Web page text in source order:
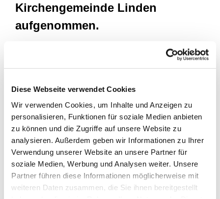
Diese Webseite verwendet Cookies
Wir verwenden Cookies, um Inhalte und Anzeigen zu
personalisieren, Funktionen für soziale Medien anbieten
zu können und die Zugriffe auf unsere Website zu
analysieren. Außerdem geben wir Informationen zu Ihrer
Verwendung unserer Website an unsere Partner für
soziale Medien, Werbung und Analysen weiter. Unsere
Partner führen diese Informationen möglicherweise mit
weiteren Daten zusammen, die Sie ihnen bereitgestellt
Kirchengemeinde Linden
aufgenommen.
Das Presbyterium der Gemeinde hatte ihn im
September einstimmig auf die Pfarrstelle gewählt, die
Schuld vakant gewesen war.
Lukas Horst ist in der Gemeinde kein Unbekannter:
Seit 2021 absolvierte er dort bereits seinen
Probedienst und wurde im vergangenen August auch
in der Christuskirche in Linden durch Superintendent
Gerald Hagmann ordiniert. Dieser überreichte ihm
jetzt, ein gutes Jahr später, die Diensturkunde und
freute sich, Lukas Horst nun als gewählten Pfarrer im
Kirchenkreis begrüßen zu können.